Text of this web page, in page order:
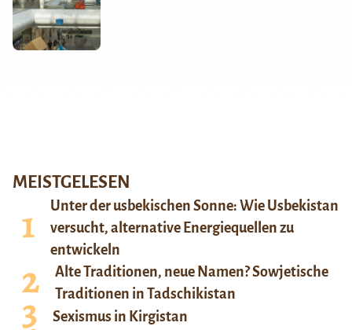
MEISTGELESEN
Unter der usbekischen Sonne: Wie Usbekistan
versucht, alternative Energiequellen zu
entwickeln
Alte Traditionen, neue Namen? Sowjetische
Traditionen in Tadschikistan
Sexismus in Kirgistan